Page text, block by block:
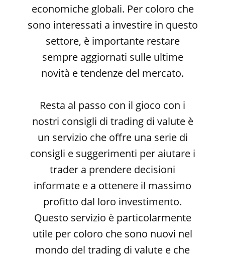
economiche globali. Per coloro che
sono interessati a investire in questo
settore, è importante restare
sempre aggiornati sulle ultime
novità e tendenze del mercato.
Resta al passo con il gioco con i
nostri consigli di trading di valute è
un servizio che offre una serie di
consigli e suggerimenti per aiutare i
trader a prendere decisioni
informate e a ottenere il massimo
profitto dal loro investimento.
Questo servizio è particolarmente
utile per coloro che sono nuovi nel
mondo del trading di valute e che